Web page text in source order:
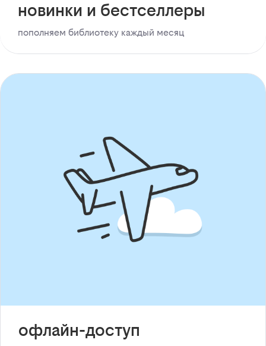
новинки и бестселлеры
пополняем библиотеку каждый месяц
офлайн-доступ